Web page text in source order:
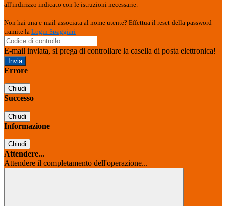
all'indirizzo indicato con le istruzioni necessarie.
Non hai una e-mail associata al nome utente? Effettua il reset della password
tramite la Login Spaggiari
E-mail inviata, si prega di controllare la casella di posta elettronica!
Errore
Chiudi
Successo
Chiudi
Informazione
Chiudi
Attendere...
Attendere il completamento dell'operazione...